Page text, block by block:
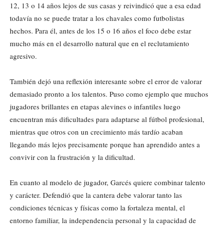
12, 13 o 14 años lejos de sus casas y reivindicó que a esa edad
todavía no se puede tratar a los chavales como futbolistas
hechos. Para él, antes de los 15 o 16 años el foco debe estar
mucho más en el desarrollo natural que en el reclutamiento
agresivo.
También dejó una reflexión interesante sobre el error de valorar
demasiado pronto a los talentos. Puso como ejemplo que muchos
jugadores brillantes en etapas alevines o infantiles luego
encuentran más dificultades para adaptarse al fútbol profesional,
mientras que otros con un crecimiento más tardío acaban
llegando más lejos precisamente porque han aprendido antes a
convivir con la frustración y la dificultad.
En cuanto al modelo de jugador, Garcés quiere combinar talento
y carácter. Defendió que la cantera debe valorar tanto las
condiciones técnicas y físicas como la fortaleza mental, el
entorno familiar, la independencia personal y la capacidad de